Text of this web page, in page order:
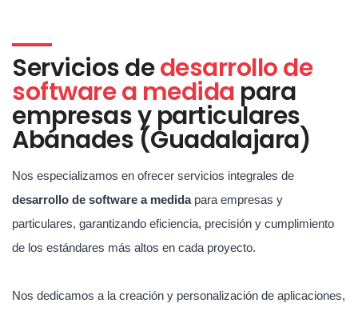
Servicios dedesarrollo de
software a medida para
empresas y particulares
Abánades (Guadalajara)
Nos especializamos en ofrecer servicios integrales de
desarrollo de software a medidapara empresas y
particulares, garantizando eficiencia, precisión y cumplimiento
de los estándares más altos en cada proyecto.
Nos dedicamos a la creación y personalización de aplicaciones,